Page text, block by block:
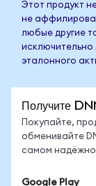
Этот продукт
не
любые другие
исключительно
эталонного
Получите
Покупайте,
обменивайте
самом
Google Play